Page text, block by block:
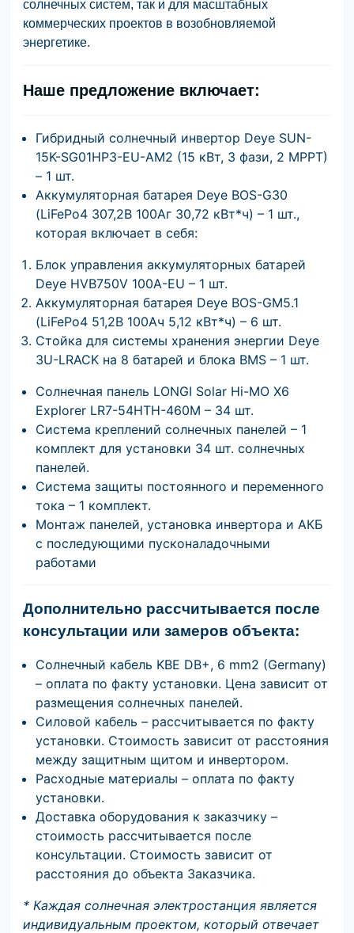
солнечных систем, так и для масштабных
коммерческих проектов в возобновляемой
энергетике.
Наше предложение включает:
Гибридный солнечный инвертор Deye SUN-
15K-SG01HP3-EU-AM2 (15 кВт, 3 фази, 2 MPPT)
– 1 шт.
Аккумуляторная батарея Deye BOS-G30
(LiFePo4 307,2В 100Аг 30,72 кВт*ч) – 1 шт.,
которая включает в себя:
Блок управления аккумуляторных батарей
Deye HVB750V 100A-EU – 1 шт.
Аккумуляторная батарея Deye BOS-GM5.1
(LiFePo4 51,2В 100Ач 5,12 кВт*ч) – 6 шт.
Стойка для системы хранения энергии Deye
3U-LRACK на 8 батарей и блока BMS – 1 шт.
Солнечная панель LONGI Solar Hi-MO X6
Explorer LR7-54HTH-460M – 34 шт.
Система креплений солнечных панелей – 1
комплект для установки 34 шт. солнечных
панелей.
Система защиты постоянного и переменного
тока – 1 комплект.
Монтаж панелей, установка инвертора и АКБ
с последующими пусконаладочными
работами
Дополнительно рассчитывается после
консультации или замеров объекта:
Солнечный кабель KBE DB+, 6 mm2 (Germany)
– оплата по факту установки. Цена зависит от
размещения солнечных панелей.
Силовой кабель – рассчитывается по факту
установки. Стоимость зависит от расстояния
между защитным щитом и инвертором.
Расходные материалы – оплата по факту
установки.
Доставка оборудования к заказчику –
стоимость рассчитывается после
консультации. Стоимость зависит от
расстояния до объекта Заказчика.
* Каждая солнечная электростанция является
индивидуальным проектом, который отвечает